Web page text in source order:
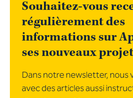
Souhaitez-vous
régulièrement des
informations sur
ses nouveaux
Dans notre newsletter, nous
avec des articles aussi